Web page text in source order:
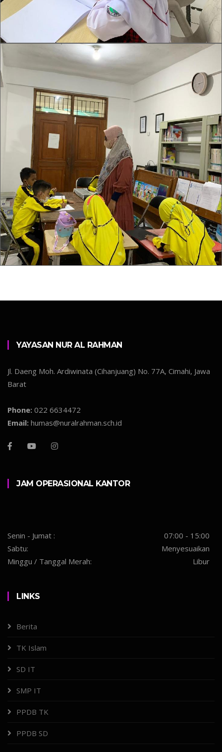
YAYASAN NUR AL RAHMAN
Jl. Daeng Moh. Ardiwinata (Cihanjuang) No. 77A, Cimahi, Jawa
Barat
Phone: 022 6634472
Email: humas@nuralrahman.sch.id
JAM OPERASIONAL KANTOR
Senin - Jumat :
07:00 - 15:00
Sabtu:
Menyesuaikan
Minggu / Tanggal Merah:
Libur
LINKS
Berita
TK Islam
SD IT
SMP IT
PPDB TK
PPDB SD